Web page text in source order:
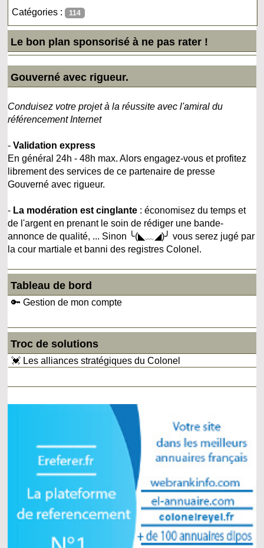
Catégories : 114
Le bon plan sponsorisé à ne pas rater !
Gouverné avec rigueur.
Conduisez votre projet à la réussite avec l'amiral du
référencement Internet
-Validation express
En général 24h - 48h max. Alors engagez-vous et profitez
librement des services de ce partenaire de presse
Gouverné avec rigueur.
- La modération est cinglante : économisez du temps et
de l'argent en prenant le soin de rédiger une bande-
annonce de qualité, ... Sinon ╰(◣﹏◢)╯ vous serez jugé par
la cour martiale et banni des registres Colonel.
Tableau de bord
🔑 Gestion de mon compte
Troc de solutions
💓 Les alliances stratégiques du Colonel